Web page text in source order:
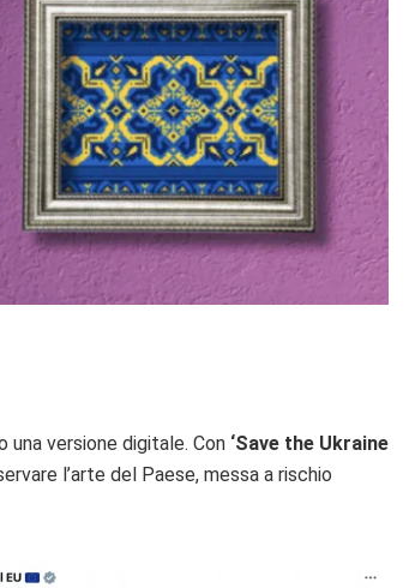
versione digitale. Con ‘Save the Ukraine
l’arte del Paese, messa a rischio